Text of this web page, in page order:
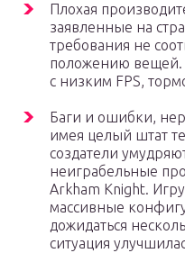
Плохая
заявленные на
требования не
положению вещей.
с низким FPS,
Баги и ошибки,
имея целый штат
создатели
неиграбельные
Arkham Knight.
массивные
дожидаться
ситуация